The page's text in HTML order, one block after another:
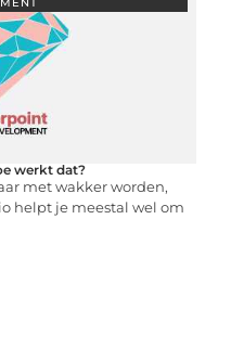
werkt dat?
met wakker worden,
helpt je meestal wel om